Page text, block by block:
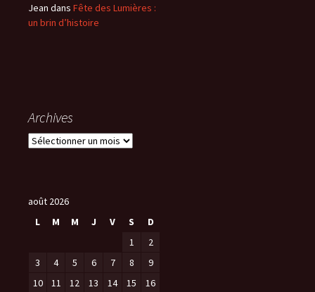
Jean dans Fête des Lumières :
un brin d’histoire
Archives
A
iaoût 2026
L
M M J V S
D
1
2
3
4 5 6 7 8
9
10
11 12 13 14 15 16